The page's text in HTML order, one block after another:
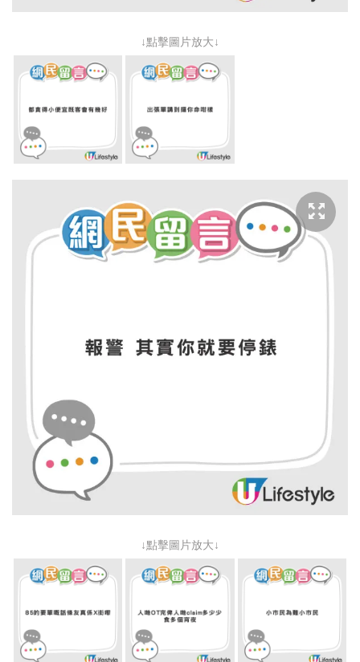
↓點擊圖片放大↓
↓點擊圖片放大↓